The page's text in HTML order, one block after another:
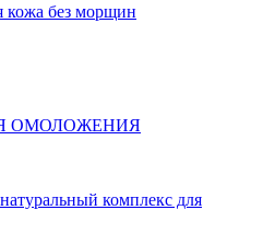
кожа без морщин
ОМОЛОЖЕНИЯ
комплекс для